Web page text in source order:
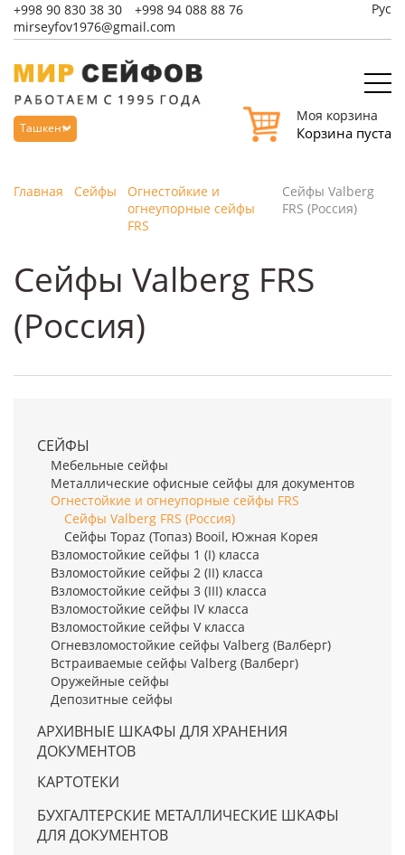
+998 90 830 38 30 +998 94 088 88 76
mirseyfov1976@gmail.com
Рус
Ташкент
Моя корзина
Корзина пуста
Главная Сейфы
Огнестойкие и
огнеупорные сейфы
FRS
Сейфы Valberg
FRS (Россия)
Сейфы Valberg FRS
(Россия)
СЕЙФЫ
Мебельные сейфы
Металлические офисные сейфы для документов
Огнестойкие и огнеупорные сейфы FRS
Сейфы Valberg FRS (Россия)
Сейфы Topaz (Топаз) Booil, Южная Корея
Взломостойкие сейфы 1 (I) класса
Взломостойкие сейфы 2 (II) класса
Взломостойкие сейфы 3 (III) класса
Взломостойкие сейфы IV класса
Взломостойкие сейфы V класса
Огневзломостойкие сейфы Valberg (Валберг)
Встраиваемые сейфы Valberg (Валберг)
Оружейные сейфы
Депозитные сейфы
АРХИВНЫЕ ШКАФЫ ДЛЯ ХРАНЕНИЯ
ДОКУМЕНТОВ
КАРТОТЕКИ
БУХГАЛТЕРСКИЕ МЕТАЛЛИЧЕСКИЕ ШКАФЫ
ДЛЯ ДОКУМЕНТОВ